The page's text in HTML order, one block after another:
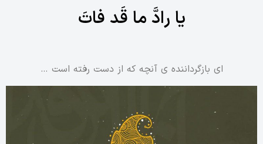
یا رادَّ ما قَد فاتَ
ای بازگرداننده ی آنچه که از دست رفته است …